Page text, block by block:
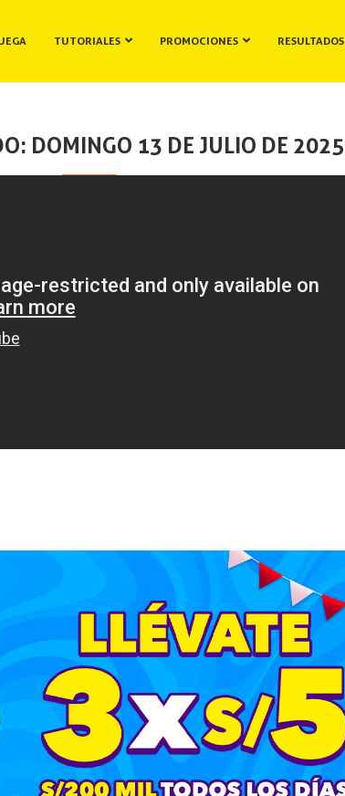
TUTORIALES PROMOCIONES RESULTADOS
DOMINGO 13 DE JULIO DE 2025